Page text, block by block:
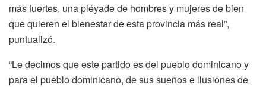
más fuertes, una pléyade de hombres y mujeres de bien
que quieren el bienestar de esta provincia más real”,
puntualizó.
“Le decimos que este partido es del pueblo dominicano y
para el pueblo dominicano, de sus sueños e ilusiones de